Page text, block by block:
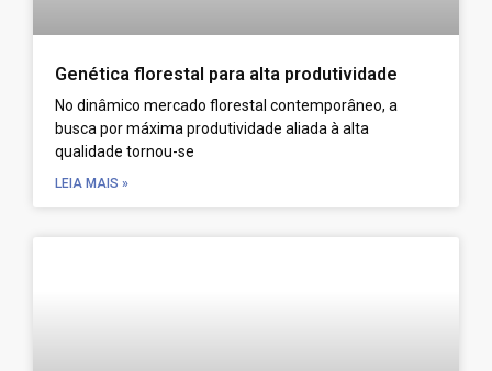
Genética florestal para alta produtividade
No dinâmico mercado florestal contemporâneo, a
busca por máxima produtividade aliada à alta
qualidade tornou-se
LEIA MAIS »